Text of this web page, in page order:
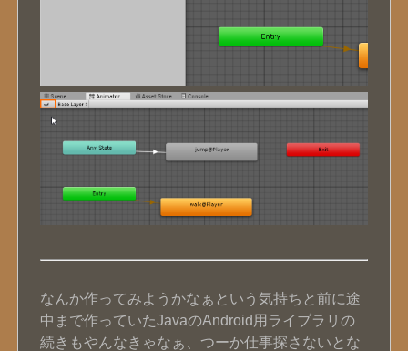
なんか作ってみようかなぁという気持ちと前に途
中まで作っていたJavaのAndroid用ライブラリの
続きもやんなきゃなぁ、つーか仕事探さないとな